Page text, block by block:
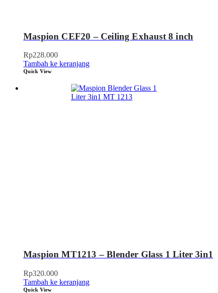
Maspion CEF20 – Ceiling Exhaust 8 inch
Rp228.000
Tambah ke keranjang
Quick View
Maspion MT1213 – Blender Glass 1 Liter 3in1
Rp320.000
Tambah ke keranjang
Quick View